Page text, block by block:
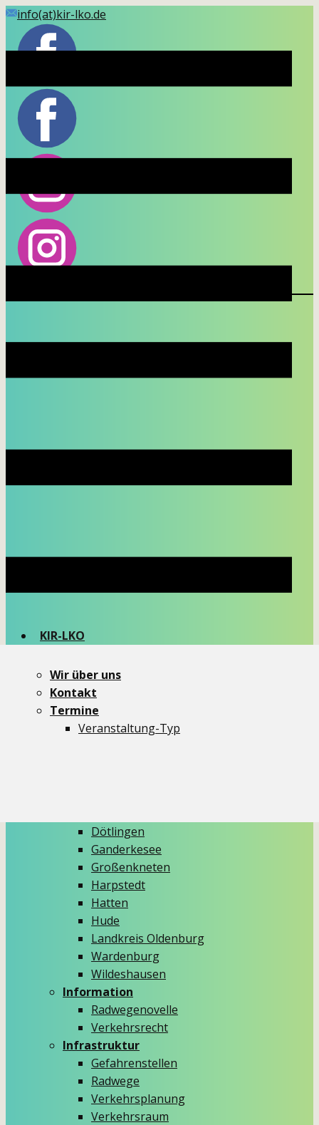
Skip
content
info(at)kir-lko.de
KIR-LKO
Wir über uns
Kontakt
Termine
Veranstaltung-Typ
dit und dat
Themen
Aktionen
Critical Mass
Dötlingen
Ganderkesee
Großenkneten
Harpstedt
Hatten
Hude
Landkreis Oldenburg
Wardenburg
Wildeshausen
Information
Radwegenovelle
Verkehrsrecht
Infrastruktur
Gefahrenstellen
Radwege
Verkehrsplanung
Verkehrsraum